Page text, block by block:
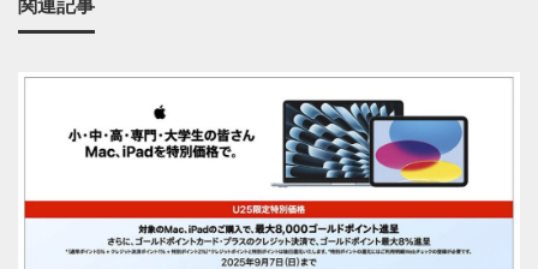
関連記事